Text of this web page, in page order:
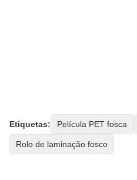
Etiquetas: Película PET fosca
Rolo de laminação fosco